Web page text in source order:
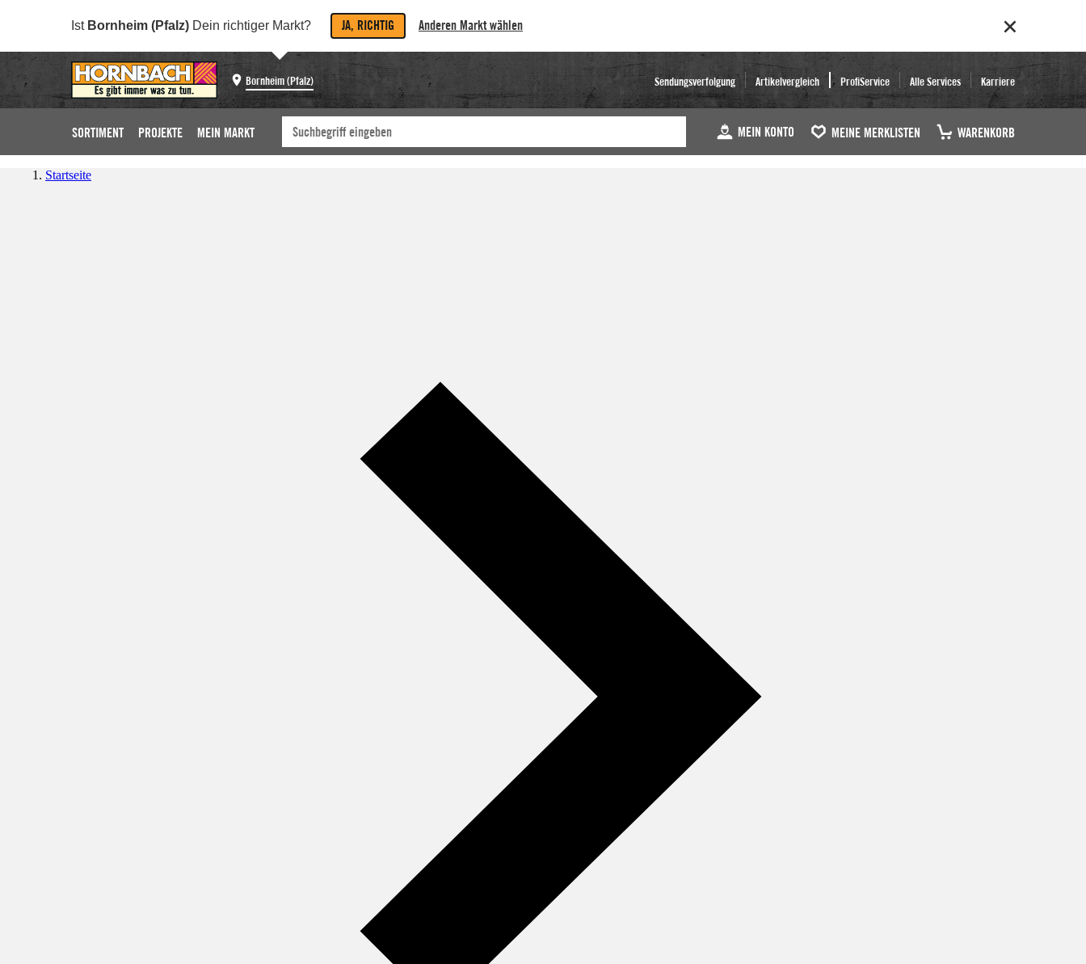
Ist Bornheim (Pfalz) Dein richtiger Markt? JA, RICHTIG Anderen Markt wählen
Bornheim (Pfalz) Sendungsverfolgung Artikelvergleich ProfiService Alle Services Karriere
SORTIMENT PROJEKTE MEIN MARKT MEIN KONTO MEINE MERKLISTEN WARENKORB
Startseite